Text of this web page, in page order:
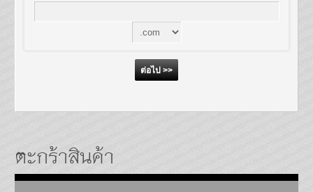
ตะกร้าสินค้า